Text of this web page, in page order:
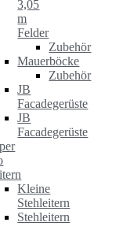
3,05
m
Felder
Zubehör
Mauerböcke
Zubehör
JB
Facadegerüste
JB
Facadegerüste
Kleine
Stehleitern
Stehleitern